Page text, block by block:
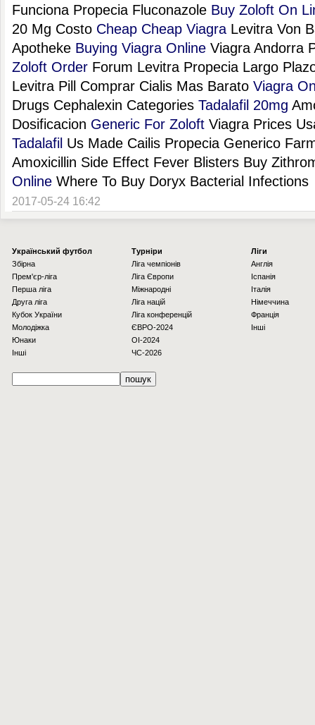
Funciona Propecia Fluconazole Buy Zoloft On
20 Mg Costo Cheap Cheap Viagra Levitra Von
Apotheke Buying Viagra Online Viagra Andorra
Zoloft Order Forum Levitra Propecia Largo
Levitra Pill Comprar Cialis Mas Barato Viagra
Drugs Cephalexin Categories Tadalafil 20mg
Dosificacion Generic For Zoloft Viagra Prices
Tadalafil Us Made Cailis Propecia Generico
Amoxicillin Side Effect Fever Blisters Buy
Online Where To Buy Doryx Bacterial Infections
2017-05-24 16:42
Українcький футбол
Збірна
Прем'єр-ліга
Перша ліга
Друга ліга
Кубок України
Молодіжка
Юнаки
Інші
Турніри
Ліга чемпіонів
Ліга Європи
Міжнародні
Ліга націй
Ліга конференцій
ЄВРО-2024
OI-2024
ЧС-2026
Ліги
Англія
Іспанія
Італія
Німеччина
Франція
Інші